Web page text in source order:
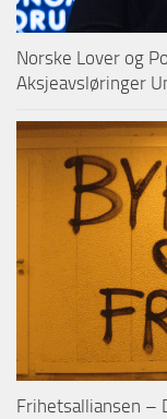
Norske Lover og
Aksjeavsløringer
Frihetsalliansen –